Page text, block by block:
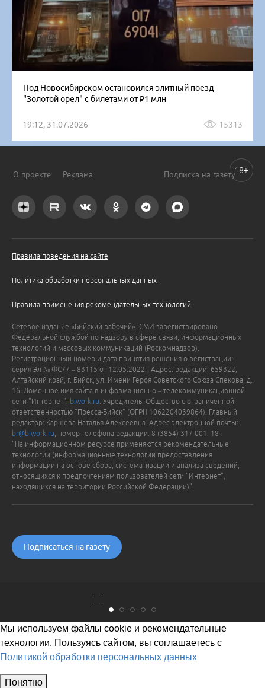
Под Новосибирском остановился элитный поезд
"Золотой орел" с билетами от ₽1 млн
19:12, 31.07.2026 15313
О проекте Реклама Подписка на газету
Правила поведения на сайте
Политика обработки персональных данных
Правила применения рекомендательных технологий
Сетевое издание «Бийский рабочий». СМИ зарегистрировано
Федеральной службой по надзору в сфере связи, информационных
технологий и массовых коммуникаций (Роскомнадзор).
Регистрационный номер и дата принятия решения о регистрации:
серия Эл № ФС77 – 83115 от 12.05.2022г. Адрес: редакции: 659322,
Алтайский край, г. Бийск, ул. Имени Героя Советского Союза Спекова, д.
16. Доменное имя сайта в информационно – телекоммуникационной
сети "Интернет": biwork.ru . Учредитель: Общество с ограниченной
ответственностью "Пресса-Бийск" (ОГРН 1062204039864). Главный
редактор: Каршева Наталья Алексеевна. Адрес электронной почты:
br@biwork.ru , номер телефона редакции: 8 (3854) 317-001. 18+
"На информационном ресурсе применяются рекомендательные
технологии (информационные технологии предоставления
информации на основе сбора, систематизации и анализа сведений,
относящихся к предпочтениям пользователей сети "Интернет",
находящихся на территории Российской Федерации)".
Подписаться на газету
18+
Мы используем файлы cookie и рекомендательные
технологии. Пользуясь сайтом, вы соглашаетесь с
Политикой обработки персональных данных
Понятно